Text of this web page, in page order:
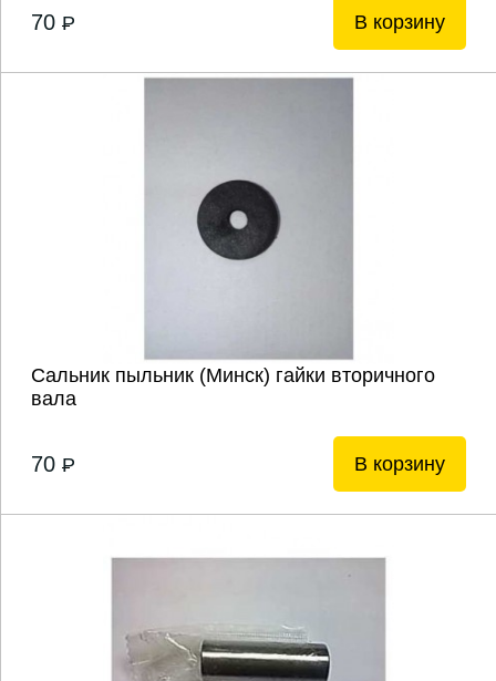
70 P В корзину
Сальник пыльник (Минск) гайки вторичного
вала
70 P В корзину